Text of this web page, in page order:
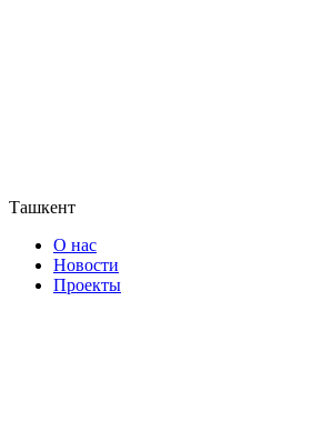
Ташкент
О нас
Новости
Проекты